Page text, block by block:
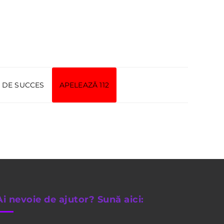
SUCCES APELEAZĂ 112
nevoie de ajutor? Sună aici: